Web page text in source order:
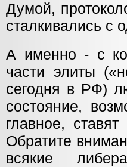
Думой,
сталкивались с
А именно - с
части элиты
сегодня в РФ)
состояние,
главное,
Обратите
всякие